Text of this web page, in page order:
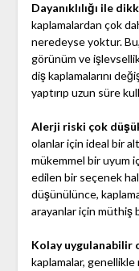
Dayanıklılığı ile
kaplamalardan çok
neredeyse yoktur.
görünüm ve
diş kaplamalarını
yaptırıp uzun süre
Alerji riski çok
olanlar için ideal bir
mükemmel bir uyum
edilen bir seçenek
düşünülünce,
arayanlar için müthiş
Kolay uygulanabilir
kaplamalar, genellikle